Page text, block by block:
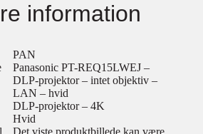
information
PAN
Panasonic PT-REQ15LWEJ –
DLP-projektor – intet objektiv –
LAN – hvid
DLP-projektor – 4K
Hvid
Det viste produktbillede kan være